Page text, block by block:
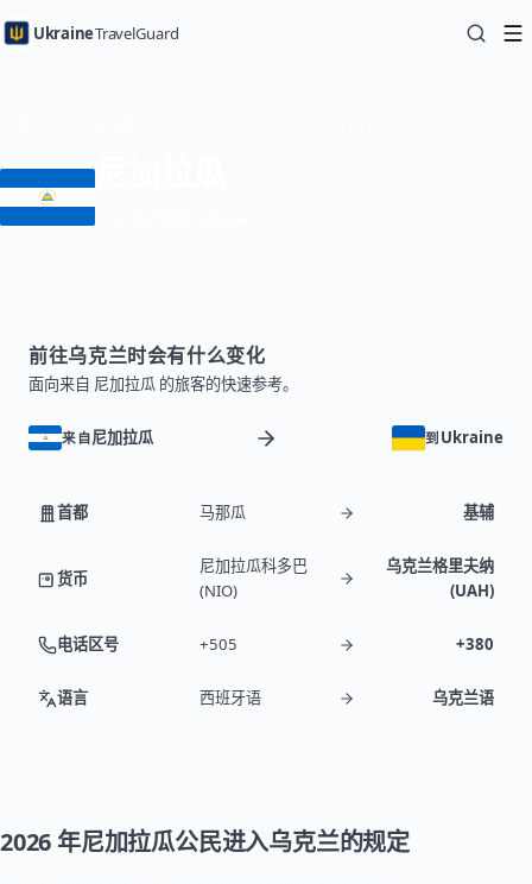
UkraineTravelGuard
前往乌克兰时会有什么变化
面向来自 尼加拉瓜 的旅客的快速参考。
来自尼加拉瓜 到 Ukraine
首都 马那瓜 基辅
货币
尼加拉瓜科多巴
(NIO)
乌克兰格里夫纳
(UAH)
电话区号 +505 +380
语言 西班牙语 乌克兰语
2026 年尼加拉瓜公民进入乌克兰的规定